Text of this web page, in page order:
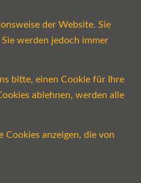
der Website. Sie
werden jedoch immer
bitte, einen Cookie für Ihre
ablehnen, werden alle
anzeigen, die von